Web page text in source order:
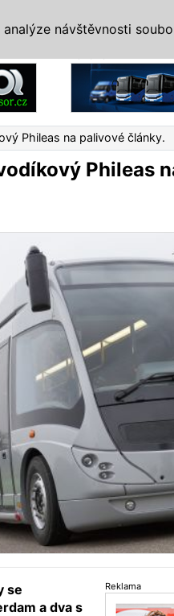
Phileas na palivové články.
Phileas
Reklama
se
a dva s
návštěvnosti